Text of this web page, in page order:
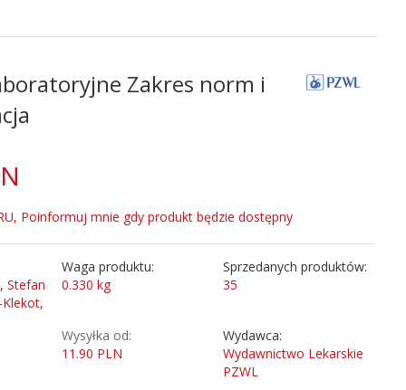
Zakres norm i
Poinformuj mnie gdy produkt będzie dostępny
Stefan
Waga produktu:
0.330 kg
Sprzedanych produktów:
35
Wysyłka od:
11.90 PLN
Wydawca:
Wydawnictwo Lekarskie
PZWL